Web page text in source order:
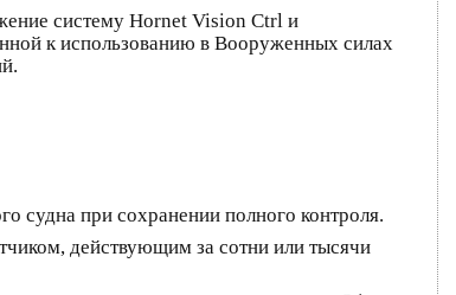
систему Hornet Vision Ctrl и
к использованию в Вооруженных силах
судна при сохранении полного контроля.
действующим за сотни или тысячи